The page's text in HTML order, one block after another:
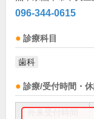
096-344-0615
診療科目
歯科
診療/受付時間・休